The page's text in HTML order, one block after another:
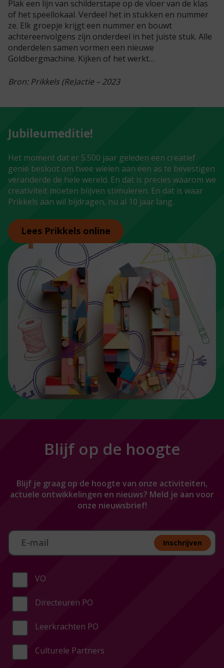
Plak een lijn van schilderstape op de vloer van de klas
of het speellokaal. Verdeel het in stukken en nummer
ze. Elk groepje krijgt een nummer en bouwt
achtereenvolgens zijn onderdeel in het juiste stuk. Alle
onderdelen samen vormen een nieuwe
Goldbergmachine. Kijken of het werkt…
Bron: Prikkels (Re)actie – 2023
Jubileumeditie!
Het moment dat er 5.500 jaar geleden een creatief
genie besloot om twee wielen aan een as te bevestigen
veranderde de hele wereld. En dat is precies waarom we
creativiteit moeten blijven stimuleren. En dat is waar
Prikkels aan wil bijdragen, nu al 10 jaar lang.
Lees Prikkels online
Blijf op de hoogte
Blijf je graag op de hoogte van onze activiteiten,
actuele ontwikkelingen en nieuws? Meld je aan voor
onze nieuwsbrief!
Aan melden nieuwsbrief Inschrijven
VO
Directeuren PO
Leerkrachten PO
Culturele Partners